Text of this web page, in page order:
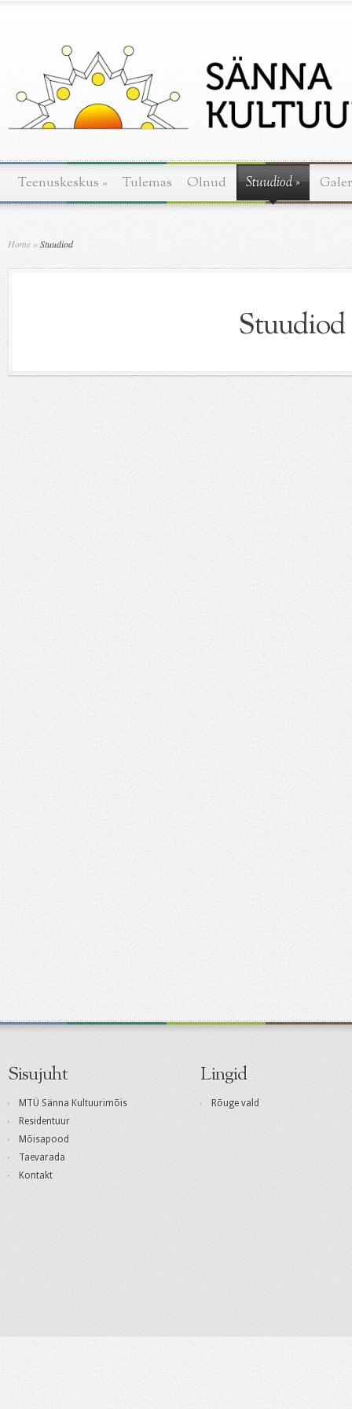
Teenuskeskus » Tulemas Olnud Stuudiod»
Home»Stuudiod
Stuudiod
Sisujuht
MTÜ Sänna Kultuurimõis
Residentuur
Mõisapood
Taevarada
Kontakt
Lingid
Rõuge vald